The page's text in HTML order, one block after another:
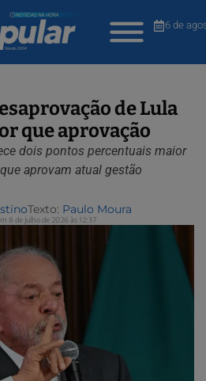
6 de
de Lula
que aprovação
dois pontos percentuais maior
aprovam atual gestão
Texto: Paulo Moura
8 de julho de 2026 às 12:37